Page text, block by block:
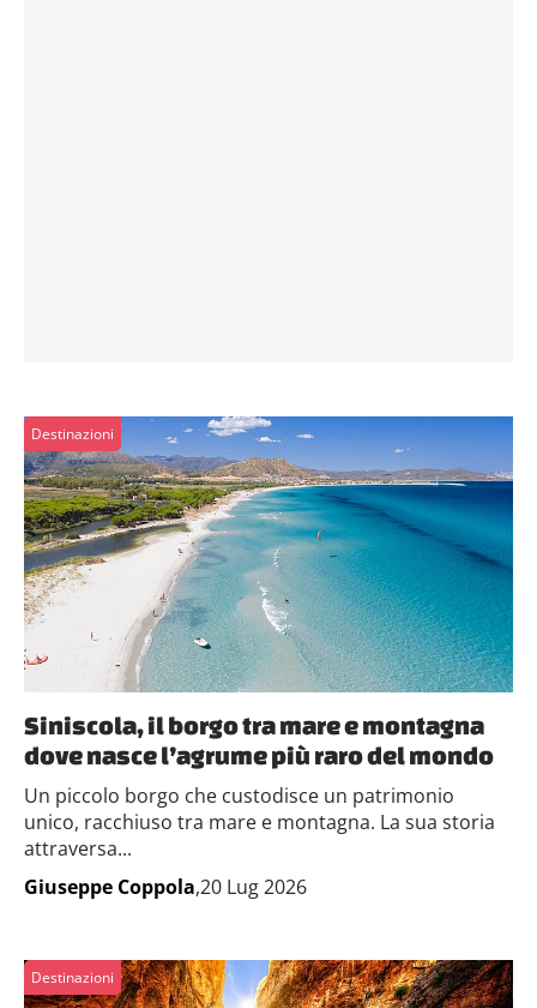
Destinazioni
Siniscola, il borgo tra mare e montagna
dove nasce l’agrume più raro del mondo
Un piccolo borgo che custodisce un patrimonio
unico, racchiuso tra mare e montagna. La sua storia
attraversa...
Giuseppe Coppola,20 Lug 2026
Destinazioni